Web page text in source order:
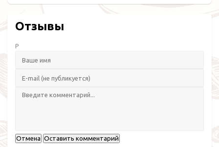
Отзывы
Р
Отмена Оставить комментарий